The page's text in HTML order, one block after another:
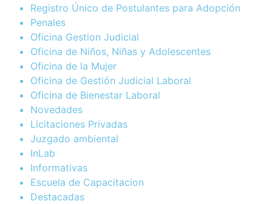
Registro Único de Postulantes para Adopción
Penales
Oficina Gestion Judicial
Oficina de Niños, Niñas y Adolescentes
Oficina de la Mujer
Oficina de Gestión Judicial Laboral
Oficina de Bienestar Laboral
Novedades
Licitaciones Privadas
Juzgado ambiental
InLab
Informativas
Escuela de Capacitacion
Destacadas